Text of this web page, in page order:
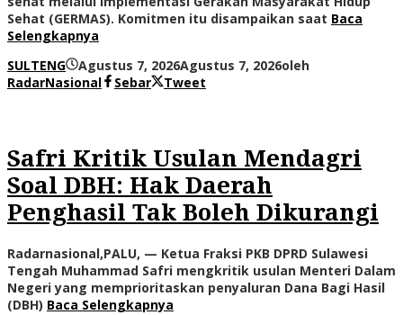
Sehat (GERMAS). Komitmen itu disampaikan saat Baca
Selengkapnya
SULTENG
Agustus 7, 2026Agustus 7, 2026oleh
RadarNasional
Sebar Tweet
Safri Kritik Usulan Mendagri
Soal DBH: Hak Daerah
Penghasil Tak Boleh Dikurangi
Radarnasional,PALU, — Ketua Fraksi PKB DPRD Sulawesi
Tengah Muhammad Safri mengkritik usulan Menteri Dalam
Negeri yang memprioritaskan penyaluran Dana Bagi Hasil
(DBH) Baca Selengkapnya